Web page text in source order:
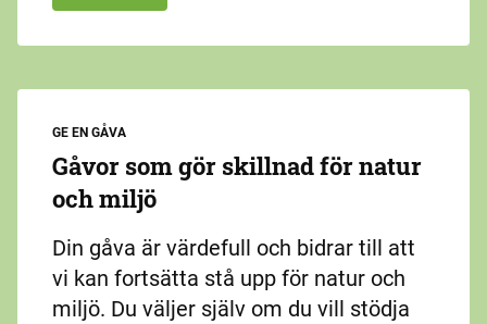
GE EN GÅVA
Gåvor som gör skillnad för natur
och miljö
Din gåva är värdefull och bidrar till att
vi kan fortsätta stå upp för natur och
miljö. Du väljer själv om du vill stödja